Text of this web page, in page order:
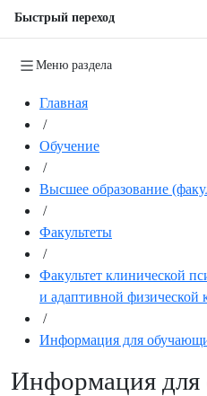
Быстрый переход
Меню раздела
Главная
/
Обучение
/
Высшее образование
/
Факультеты
/
Факультет клинической
и адаптивной физической
/
Информация для
Информация